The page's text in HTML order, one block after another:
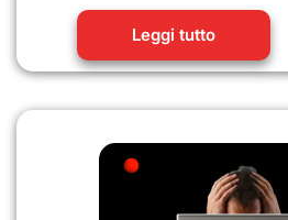
Leggi tutto